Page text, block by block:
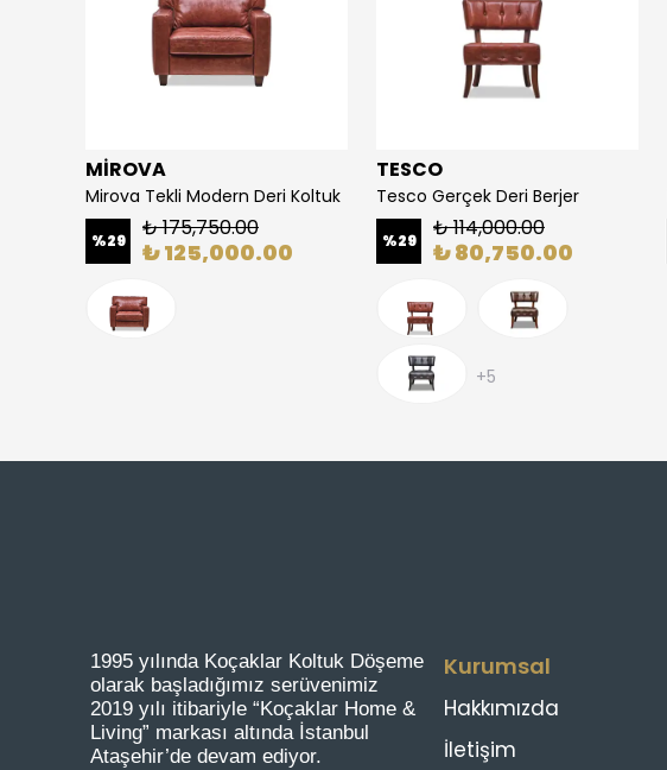
MİROVA
Mirova Tekli Modern Deri Koltuk
%29 ₺ 175,750.00
₺ 125,000.00
TESCO
Tesco Gerçek Deri Berjer
%29 ₺ 114,000.00
₺ 80,750.00
+5
Kurumsal
Hakkımızda
İletişim
1995 yılında Koçaklar Koltuk Döşeme
olarak başladığımız serüvenimiz
2019 yılı itibariyle “Koçaklar Home &
Living” markası altında İstanbul
Ataşehir’de devam ediyor.